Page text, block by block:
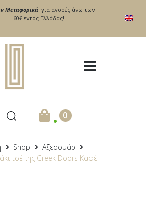
Μεταφορικά για αγορές άνω των
60€ εντός Ελλάδας!
. 0
Shop
Αξεσουάρ
τσέπης Greek Doors Καφέ